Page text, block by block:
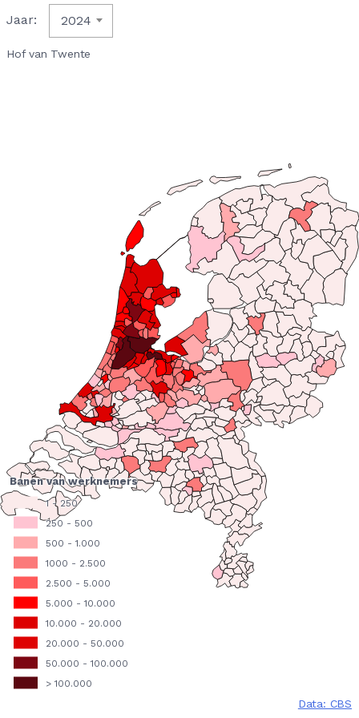
Jaar: 2024
Hof van Twente
1 - 250
250 - 500
500 - 1.000
1000 - 2.500
2.500 - 5.000
5.000 - 10.000
10.000 - 20.000
20.000 - 50.000
50.000 - 100.000
> 100.000
Banen van werknemers
Data: CBS